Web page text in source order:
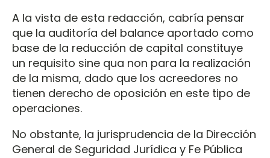
A la vista de esta redacción, cabría pensar
que la auditoría del balance aportado como
base de la reducción de capital constituye
un requisito sine qua non para la realización
de la misma, dado que los acreedores no
tienen derecho de oposición en este tipo de
operaciones.
No obstante, la jurisprudencia de la Dirección
General de Seguridad Jurídica y Fe Pública